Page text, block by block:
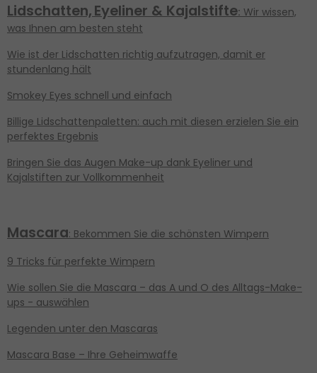
Lidschatten,Eyeliner & Kajalstifte: Wir wissen,
was Ihnen am besten steht
Wie ist der Lidschatten richtig aufzutragen, damit er
stundenlang hält
Smokey Eyes schnell und einfach
Billige Lidschattenpaletten: auch mit diesen erzielen Sie ein
perfektes Ergebnis
Bringen Sie das Augen Make-up dank Eyeliner und
Kajalstiften zur Vollkommenheit
Mascara: Bekommen Sie die schönsten Wimpern
9 Tricks für perfekte Wimpern
Wie sollen Sie die Mascara – das A und O des Alltags-Make-
ups - auswählen
Legenden unter den Mascaras
Mascara Base – Ihre Geheimwaffe